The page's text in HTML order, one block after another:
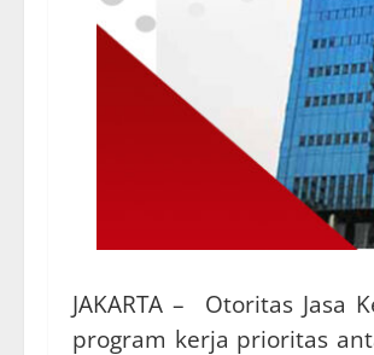
JAKARTA – Otoritas Jasa
program kerja prioritas